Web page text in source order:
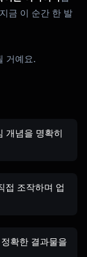
금 이 순간 한 발
거예요.
개념을 명확히
접 조작하며 업
확한 결과물을